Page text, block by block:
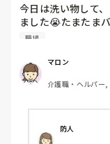
今日は洗い物して
ました😭たまたま
りました…
今働いてる所は、
経験したかた…怒
上司にはきちんと
職場
マロン
介護職・ヘルパー
防人